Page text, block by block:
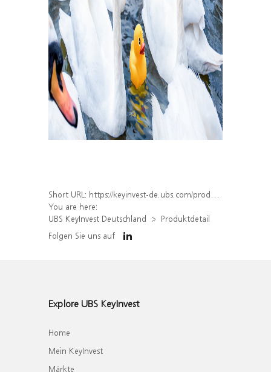
Short URL: https://keyinvest-de.ubs.com/produkt/detail/index/isin/DE000WA78QH6
You are here:
UBS KeyInvest Deutschland
Produktdetail
Folgen Sie uns auf
Explore UBS KeyInvest
Home
Mein KeyInvest
Märkte